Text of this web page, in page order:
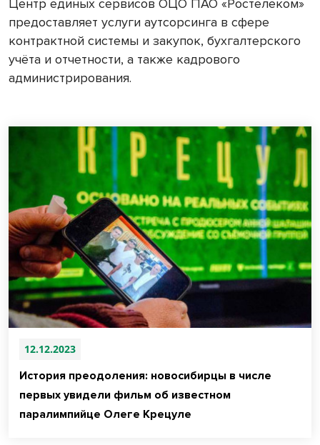
Центр единых сервисов ОЦО ПАО «Ростелеком»
предоставляет услуги аутсорсинга в сфере
контрактной системы и закупок, бухгалтерского
учёта и отчетности, а также кадрового
администрирования.
12.12.2023
История преодоления: новосибирцы в числе
первых увидели фильм об известном
паралимпийце Олеге Крецуле